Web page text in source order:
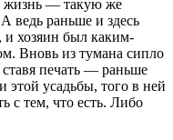
жизнь — такую же
раньше и здесь
и хозяин был каким-
Вновь из тумана сипло
печать — раньше
усадьбы, того в ней
с тем, что есть. Либо